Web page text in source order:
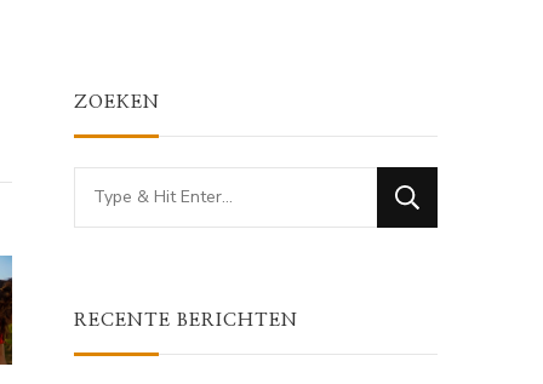
ZOEKEN
Looking
for
RECENTE BERICHTEN